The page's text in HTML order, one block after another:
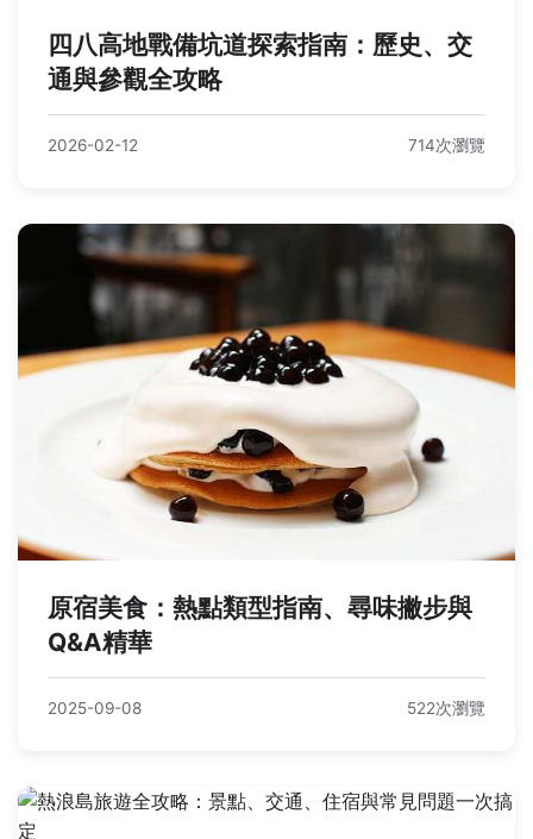
四八高地戰備坑道探索指南：歷史、交
通與參觀全攻略
2026-02-12 714次瀏覽
原宿美食：熱點類型指南、尋味撇步與
Q&A精華
2025-09-08 522次瀏覽